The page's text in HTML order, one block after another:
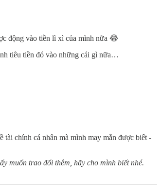
động vào tiền lì xì của mình nữa 😂
tiêu tiền đó vào những cái gì nữa…
tài chính cá nhân mà mình may mắn được biết -
muốn trao đổi thêm, hãy cho mình biết nhé.